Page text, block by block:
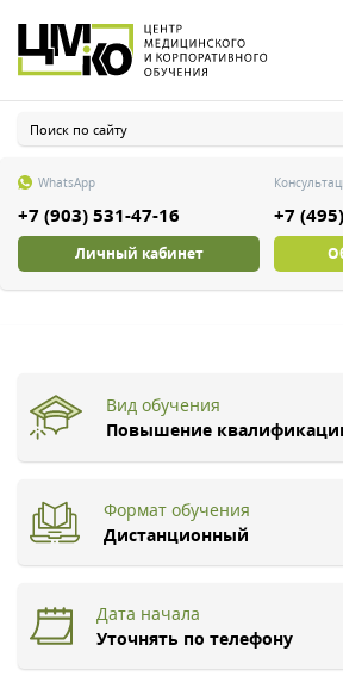
WhatsApp
+7 (903) 531-47-16 +7
Личный кабинет
Вид обучения
Повышение
Формат обучения
Дистанционный
Дата начала
Уточнять по телефону